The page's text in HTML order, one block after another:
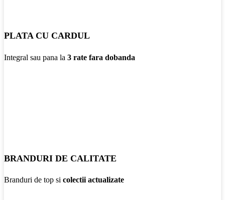
PLATA CU CARDUL
Integral sau pana la 3 rate fara dobanda
BRANDURI DE CALITATE
Branduri de top si colectii actualizate